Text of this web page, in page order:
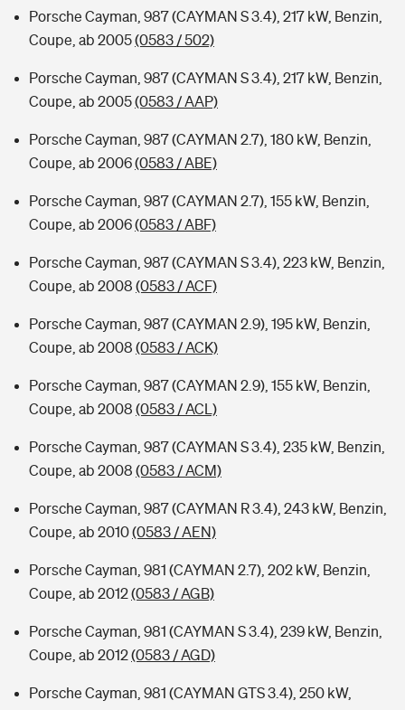
Sie haben Fragen?
Zur Übersicht
Tools
Kinderunfall-Check: Mehr Sicherheit für deine Kids
Typklassen: So ist Ihr Auto eingestuft
Sie haben Fragen?
Porsche Cayman, 987 (CAYMAN S 3.4), 217 kW, Benzin,
Coupe, ab 2005(0583 / 502)
Porsche Cayman, 987 (CAYMAN S 3.4), 217 kW, Benzin,
Coupe, ab 2005(0583 / AAP)
Porsche Cayman, 987 (CAYMAN 2.7), 180 kW, Benzin,
Coupe, ab 2006(0583 / ABE)
Porsche Cayman, 987 (CAYMAN 2.7), 155 kW, Benzin,
Coupe, ab 2006(0583 / ABF)
Porsche Cayman, 987 (CAYMAN S 3.4), 223 kW, Benzin,
Coupe, ab 2008 (0583 / ACF)
Porsche Cayman, 987 (CAYMAN 2.9), 195 kW, Benzin,
Coupe, ab 2008 (0583 / ACK)
Porsche Cayman, 987 (CAYMAN 2.9), 155 kW, Benzin,
Coupe, ab 2008 (0583 / ACL)
Porsche Cayman, 987 (CAYMAN S 3.4), 235 kW, Benzin,
Coupe, ab 2008 (0583 / ACM)
Porsche Cayman, 987 (CAYMAN R 3.4), 243 kW, Benzin,
Coupe, ab 2010(0583 / AEN)
Porsche Cayman, 981 (CAYMAN 2.7), 202 kW, Benzin,
Coupe, ab 2012(0583 / AGB)
Porsche Cayman, 981 (CAYMAN S 3.4), 239 kW, Benzin,
Coupe, ab 2012(0583 / AGD)
Porsche Cayman, 981 (CAYMAN GTS 3.4), 250 kW,